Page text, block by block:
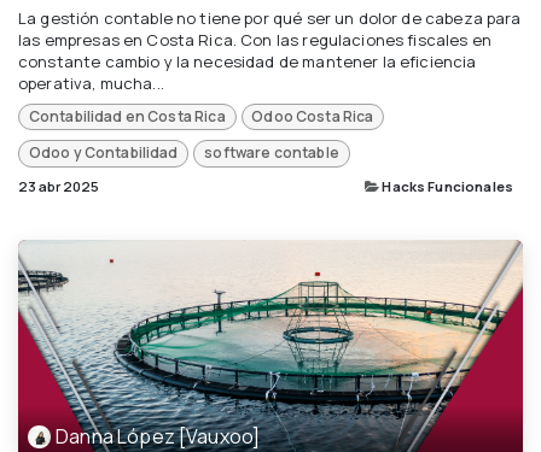
La gestión contable no tiene por qué ser un dolor de cabeza para
las empresas en Costa Rica. Con las regulaciones fiscales en
constante cambio y la necesidad de mantener la eficiencia
operativa, mucha...
Contabilidad en Costa Rica
Odoo Costa Rica
Odoo y Contabilidad
software contable
23 abr 2025 Hacks Funcionales
Danna López [Vauxoo]